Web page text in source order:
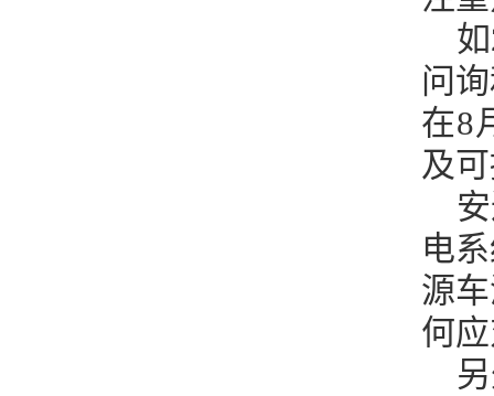
问
在8
及
电
源
何